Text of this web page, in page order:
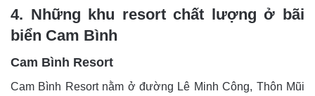
4. Những khu resort chất lượng ở bãi
biển Cam Bình
Cam Bình Resort
Cam Bình Resort nằm ở đường Lê Minh Công, Thôn Mũi